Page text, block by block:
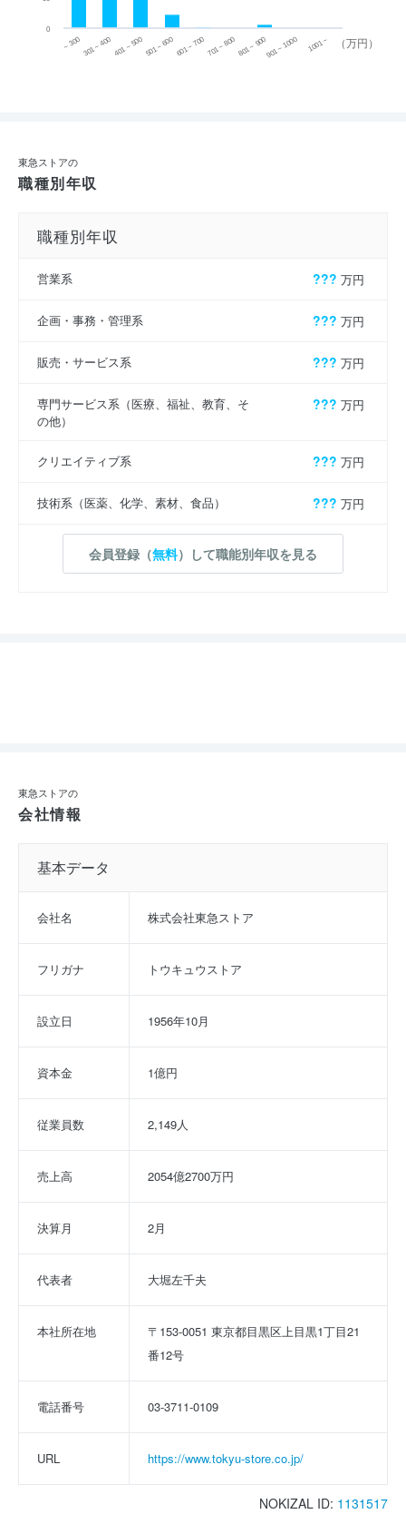
（万円）
~ 300 301 ~ 400 401 ~ 500501 ~ 600601 ~ 700701 ~ 800801 ~ 900901 ~ 1000 1001 ~
0
東急ストアの
職種別年収
職種別年収
営業系 ??? 万円
企画・事務・管理系 ??? 万円
販売・サービス系 ??? 万円
専門サービス系（医療、福祉、教育、そ
の他）
??? 万円
クリエイティブ系 ??? 万円
技術系（医薬、化学、素材、食品） ??? 万円
会員登録（無料）して職能別年収を見る
東急ストアの
会社情報
基本データ
会社名 株式会社東急ストア
フリガナ トウキュウストア
設立日 1956年10月
資本金 1億円
従業員数 2,149人
売上高 2054億2700万円
決算月 2月
代表者 大堀左千夫
本社所在地
〒153-0051 東京都目黒区上目黒1丁目21
番12号
電話番号 03-3711-0109
URL https://www.tokyu-store.co.jp/
NOKIZAL ID: 1131517